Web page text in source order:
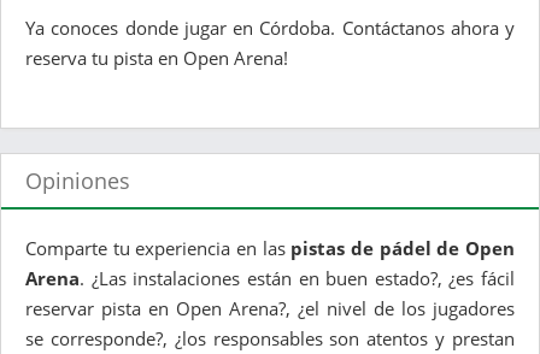
Ya conoces donde jugar en Córdoba. Contáctanos ahora y
reserva tu pista en Open Arena!
Opiniones
Comparte tu experiencia en las pistas de pádel de Open
Arena. ¿Las instalaciones están en buen estado?, ¿es fácil
reservar pista en Open Arena?, ¿el nivel de los jugadores
se corresponde?, ¿los responsables son atentos y prestan